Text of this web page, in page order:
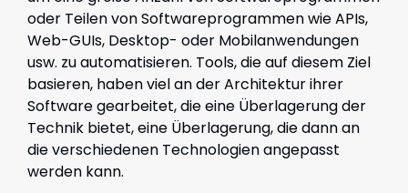
oder Teilen von Softwareprogrammen wie APIs,
Web-GUIs, Desktop- oder Mobilanwendungen
usw. zu automatisieren. Tools, die auf diesem Ziel
basieren, haben viel an der Architektur ihrer
Software gearbeitet, die eine Überlagerung der
Technik bietet, eine Überlagerung, die dann an
die verschiedenen Technologien angepasst
werden kann.